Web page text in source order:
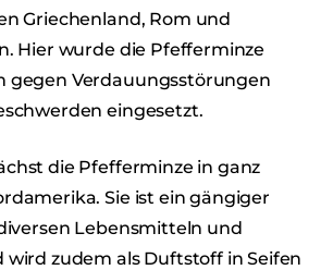
Griechenland, Rom und
Hier wurde die Pfefferminze
gegen Verdauungsstörungen
eingesetzt.
die Pfefferminze in ganz
Sie ist ein gängiger
Lebensmitteln und
wird zudem als Duftstoff in Seifen